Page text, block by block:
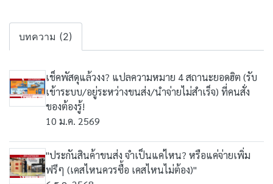
บทความ (2)
เช็คพัสดุแล้วงง? แปลความหมาย 4 สถานะยอดฮิต (รับ
เข้าระบบ/อยู่ระหว่างขนส่ง/นำจ่ายไม่สำเร็จ) ที่คนสั่ง
ของต้องรู้!
10 ม.ค. 2569
"ประกันสินค้าขนส่ง จำเป็นแค่ไหน? หรือแค่จ่ายเพิ่ม
ฟรีๆ (เคสไหนควรซื้อ เคสไหนไม่ต้อง)"